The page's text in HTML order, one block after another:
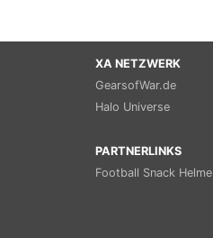
XA NETZWERK
GearsofWar.de
Halo Universe
PARTNERLINKS
Football Snack Helme